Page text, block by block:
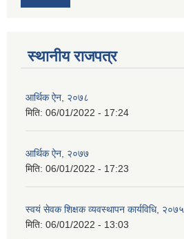
स्थानीय राजपत्र
आर्थिक ऐन, २०७८
मिति: 06/01/2022 - 17:24
आर्थिक ऐन, २०७७
मिति: 06/01/2022 - 17:23
स्वयं सेवक शिक्षक व्यवस्थापन कार्यविधि, २०७५
मिति: 06/01/2022 - 13:03